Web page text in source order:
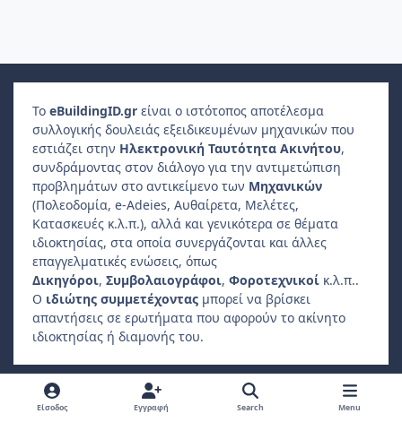
Το eBuildingID.gr είναι ο ιστότοπος αποτέλεσμα
συλλογικής δουλειάς εξειδικευμένων μηχανικών που
εστιάζει στην Ηλεκτρονική Ταυτότητα Ακινήτου,
συνδράμοντας στον διάλογο για την αντιμετώπιση
προβλημάτων στο αντικείμενο των Μηχανικών
(Πολεοδομία, e-Adeies, Αυθαίρετα, Μελέτες,
Κατασκευές κ.λ.π.), αλλά και γενικότερα σε θέματα
ιδιοκτησίας, στα οποία συνεργάζονται και άλλες
επαγγελματικές ενώσεις, όπως
Δικηγόροι, Συμβολαιογράφοι, Φοροτεχνικοί κ.λ.π..
Ο ιδιώτης συμμετέχοντας μπορεί να βρίσκει
απαντήσεις σε ερωτήματα που αφορούν το ακίνητο
ιδιοκτησίας ή διαμονής του.
Light ModeDark ModeSystem Preference
f
Είσοδος Εγγραφή Search Menu